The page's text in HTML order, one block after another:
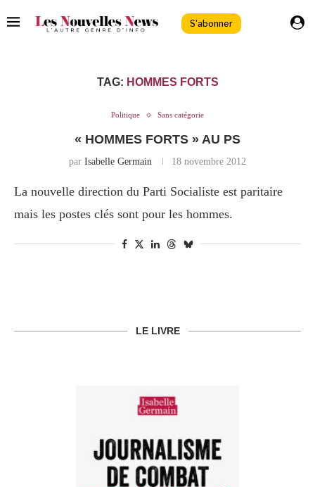
S'abonner
TAG: HOMMES FORTS
Politique Sans catégorie
« HOMMES FORTS » AU PS
par Isabelle Germain 18 novembre 2012
La nouvelle direction du Parti Socialiste est paritaire
mais les postes clés sont pour les hommes.
LE LIVRE